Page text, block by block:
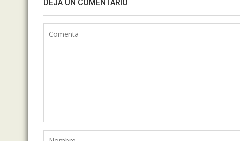
DEJA UN COMENTARIO